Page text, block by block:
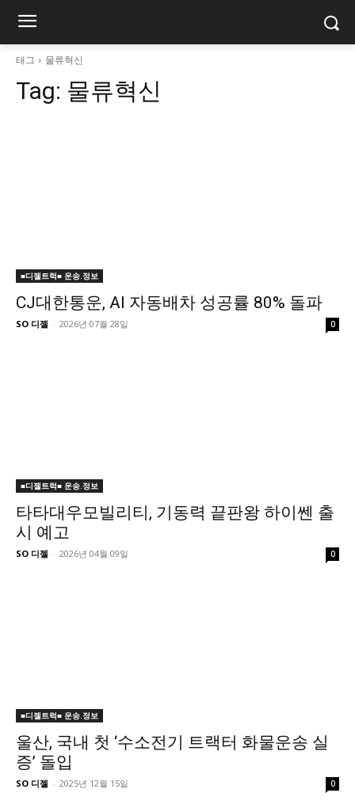
태그 물류혁신
Tag: 물류혁신
■디젤트럭■ 운송.정보
CJ대한통운, AI 자동배차 성공률 80% 돌파
SO 디젤 - 2026년 07월 28일 0
■디젤트럭■ 운송.정보
타타대우모빌리티, 기동력 끝판왕 하이쎈 출
시 예고
SO 디젤 - 2026년 04월 09일 0
■디젤트럭■ 운송.정보
울산, 국내 첫 ‘수소전기 트랙터 화물운송 실
증’ 돌입
SO 디젤 - 2025년 12월 15일 0